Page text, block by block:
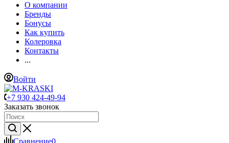
О компании
Бренды
Бонусы
Как купить
Колеровка
Контакты
...
Войти
+7 930 424-49-94
Заказать звонок
Сравнение0